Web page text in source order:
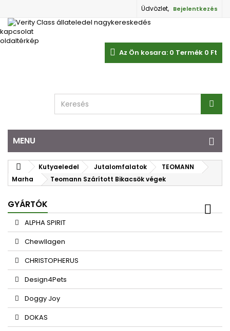
Üdvözlet, Bejelentkezés
Az Ön kosara: 0 Termék 0 Ft‎
MENU
kapcsolat
oldaltérkép
Kutyaeledel Jutalomfalatok
TEOMANN
Marha
Teomann Szárított Bikacsök végek
GYÁRTÓK
ALPHA SPIRIT
Chewllagen
CHRISTOPHERUS
Design4Pets
Doggy Joy
DOKAS